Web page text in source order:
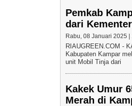
Pemkab
dari
Rabu, 08 Januari 2025 |
RIAUGREEN.COM -
Kabupaten Kampar
unit Mobil Tinja dari
Kakek Umur
Merah di